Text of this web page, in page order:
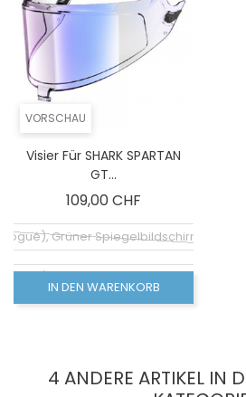
VORSCHAU
Visier Für SHARK SPARTAN
GT...
109,00 CHF
Grüner Spiegelbildschirm (non
IN DEN WARENKORB
4 ANDERE ARTIKEL IN